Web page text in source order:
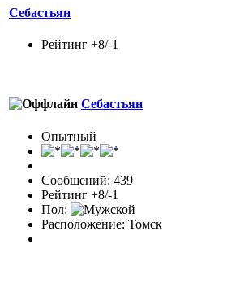
Себастьян
Рейтинг +8/-1
Себастьян
Опытный
Сообщений: 439
Рейтинг +8/-1
Пол:
Расположение: Томск